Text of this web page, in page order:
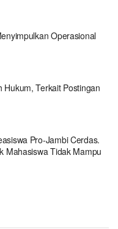
Operasional
Hukum, Terkait Postingan
Pro-Jambi Cerdas.
Mahasiswa Tidak Mampu